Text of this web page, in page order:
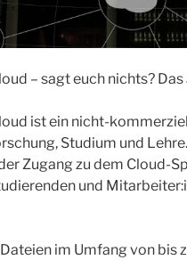
– sagt euch nichts?
ist ein nicht-
Studium und
Zugang zu dem Cloud-
und
im Umfang von bis